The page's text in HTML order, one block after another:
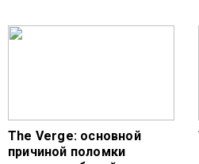
The Verge: основной
причиной поломки